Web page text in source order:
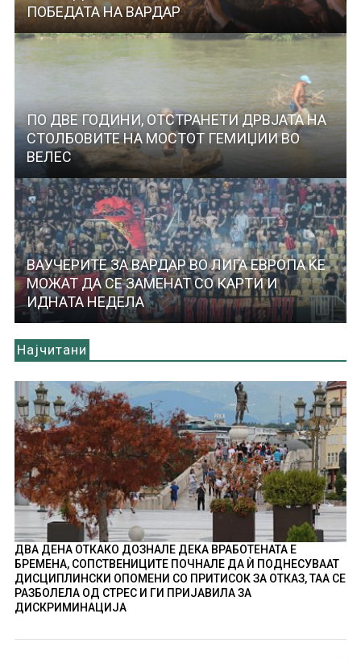
ПОБЕДАТА НА ВАРДАР
ПО ДВЕ ГОДИНИ, ОТСТРАНЕТИ ДРВЈАТА НА
СТОЛБОВИТЕ НА МОСТОТ ГЕМИЏИИ ВО
ВЕЛЕС
ВАУЧЕРИТЕ ЗА ВАРДАР ВО ЛИГА ЕВРОПА ЌЕ
МОЖАТ ДА СЕ ЗАМЕНАТ СО КАРТИ И
ИДНАТА НЕДЕЛА
Најчитани
ДВА ДЕНА ОТКАКО ДОЗНАЛЕ ДЕКА ВРАБОТЕНАТА Е
БРЕМЕНА, СОПСТВЕНИЦИТЕ ПОЧНАЛЕ ДА Ѝ ПОДНЕСУВААТ
ДИСЦИПЛИНСКИ ОПОМЕНИ СО ПРИТИСОК ЗА ОТКАЗ, ТАА СЕ
РАЗБОЛЕЛА ОД СТРЕС И ГИ ПРИЈАВИЛА ЗА
ДИСКРИМИНАЦИЈА